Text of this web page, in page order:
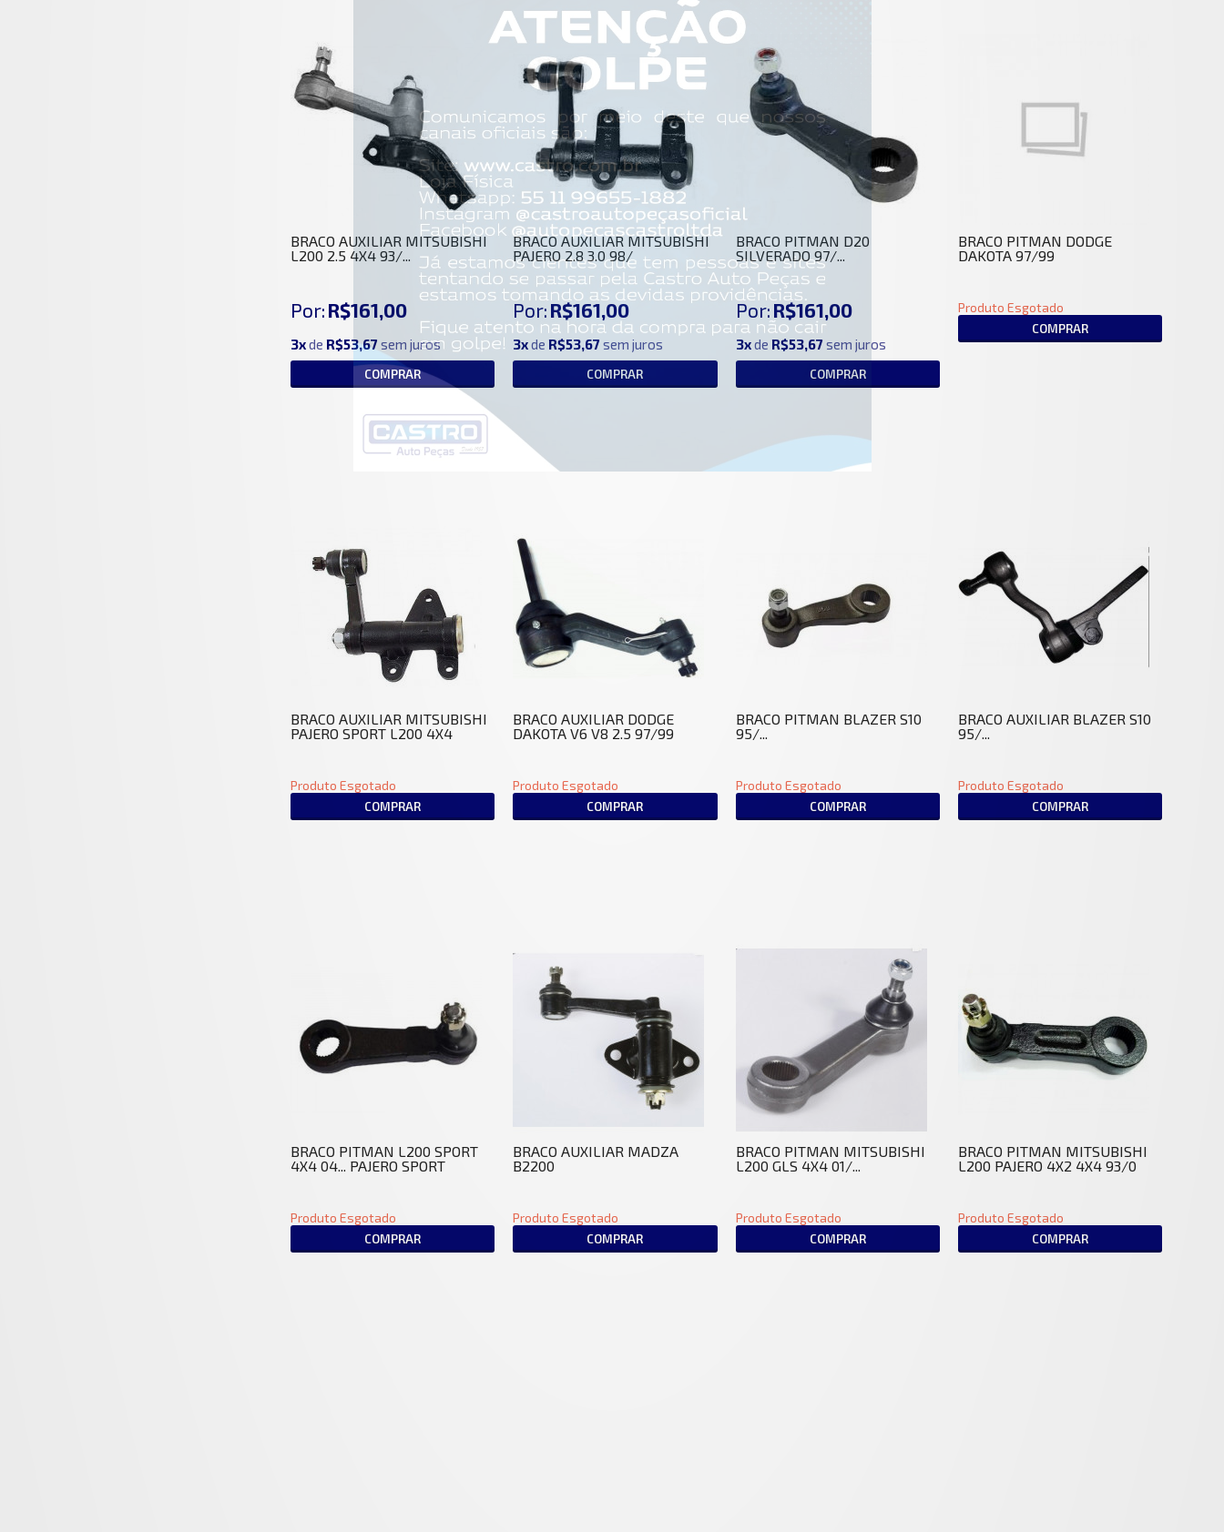
BRACO AUXILIAR MITSUBISHI
L200 2.5 4X4 93/...
Por: R$161,00
3xde R$53,67 sem juros
COMPRAR
BRACO AUXILIAR MITSUBISHI
PAJERO 2.8 3.0 98/
Por: R$161,00
3xde R$53,67 sem juros
COMPRAR
BRACO PITMAN D20
SILVERADO 97/...
Por: R$161,00
3xde R$53,67 sem juros
COMPRAR
BRACO PITMAN DODGE
DAKOTA 97/99
Produto Esgotado
COMPRAR
BRACO AUXILIAR MITSUBISHI
PAJERO SPORT L200 4X4
Produto Esgotado
COMPRAR
BRACO AUXILIAR DODGE
DAKOTA V6 V8 2.5 97/99
Produto Esgotado
COMPRAR
BRACO PITMAN BLAZER S10
95/...
Produto Esgotado
COMPRAR
BRACO AUXILIAR BLAZER S10
95/...
Produto Esgotado
COMPRAR
BRACO PITMAN L200 SPORT
4X4 04... PAJERO SPORT
Produto Esgotado
COMPRAR
BRACO AUXILIAR MADZA
B2200
Produto Esgotado
COMPRAR
BRACO PITMAN MITSUBISHI
L200 GLS 4X4 01/...
Produto Esgotado
COMPRAR
BRACO PITMAN MITSUBISHI
L200 PAJERO 4X2 4X4 93/0
Produto Esgotado
COMPRAR